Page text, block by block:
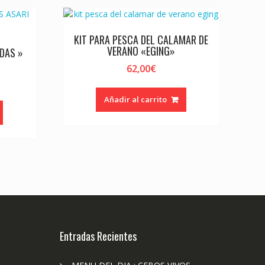
»
KIT PARA PESCA DEL CALAMAR DE
VERANO «EGING»
62,00€
Añadir al carrito
Entradas Recientes